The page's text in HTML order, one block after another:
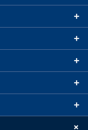
+
+
+
+
+
+